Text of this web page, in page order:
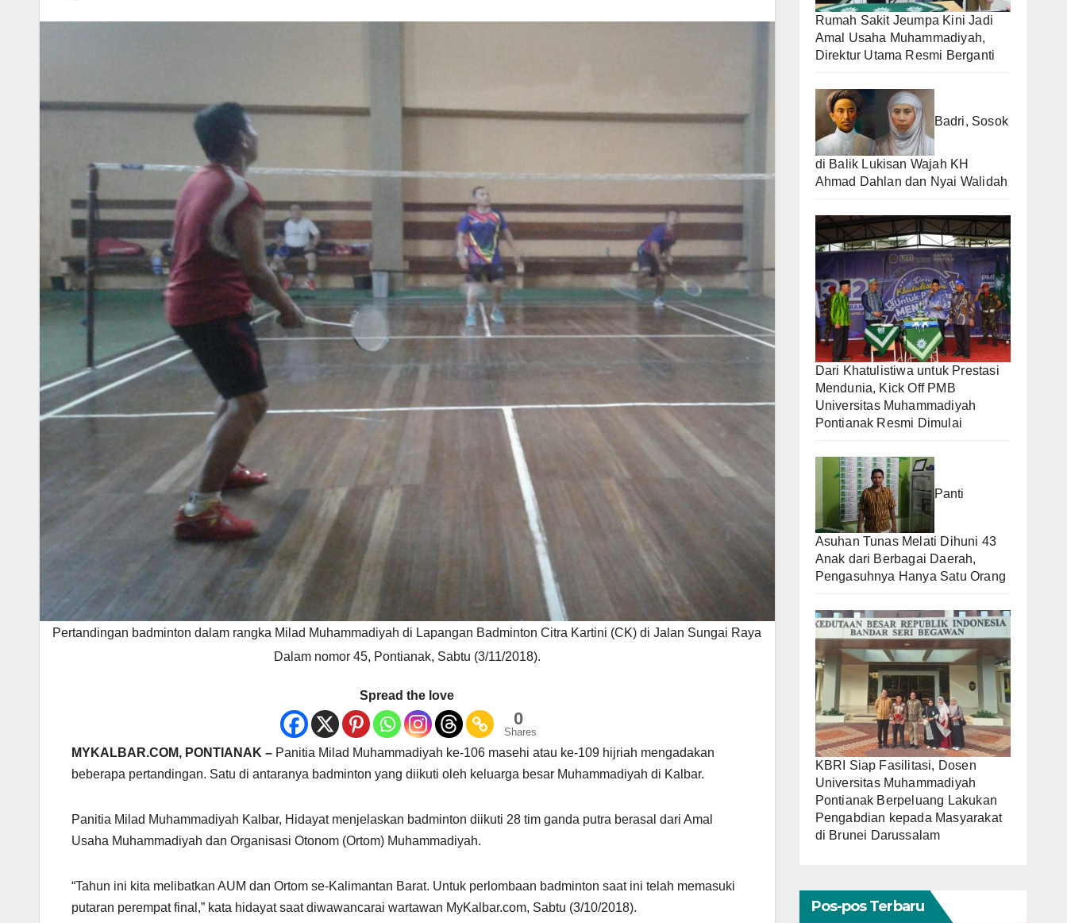
Pertandingan badminton dalam rangka Milad Muhammadiyah di Lapangan Badminton Citra Kartini (CK) di Jalan Sungai Raya
Dalam nomor 45, Pontianak, Sabtu (3/11/2018).
Spread the love
0
Shares
MYKALBAR.COM, PONTIANAK – Panitia Milad Muhammadiyah ke-106 masehi atau ke-109 hijriah mengadakan
beberapa pertandingan. Satu di antaranya badminton yang diikuti oleh keluarga besar Muhammadiyah di Kalbar.
Panitia Milad Muhammadiyah Kalbar, Hidayat menjelaskan badminton diikuti 28 tim ganda putra berasal dari Amal
Usaha Muhammadiyah dan Organisasi Otonom (Ortom) Muhammadiyah.
“Tahun ini kita melibatkan AUM dan Ortom se-Kalimantan Barat. Untuk perlombaan badminton saat ini telah memasuki
putaran perempat final,” kata hidayat saat diwawancarai wartawan MyKalbar.com, Sabtu (3/10/2018).
Rumah Sakit Jeumpa Kini Jadi
Amal Usaha Muhammadiyah,
Direktur Utama Resmi Berganti
Badri, Sosok
di Balik Lukisan Wajah KH
Ahmad Dahlan dan Nyai Walidah
Dari Khatulistiwa untuk Prestasi
Mendunia, Kick Off PMB
Universitas Muhammadiyah
Pontianak Resmi Dimulai
Panti
Asuhan Tunas Melati Dihuni 43
Anak dari Berbagai Daerah,
Pengasuhnya Hanya Satu Orang
KBRI Siap Fasilitasi, Dosen
Universitas Muhammadiyah
Pontianak Berpeluang Lakukan
Pengabdian kepada Masyarakat
di Brunei Darussalam
Pos-pos Terbaru